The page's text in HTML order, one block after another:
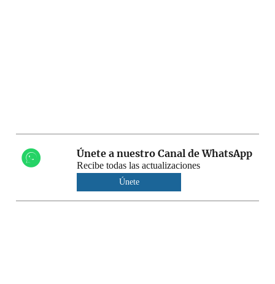
Únete a nuestro Canal de WhatsApp
Recibe todas las actualizaciones
Únete